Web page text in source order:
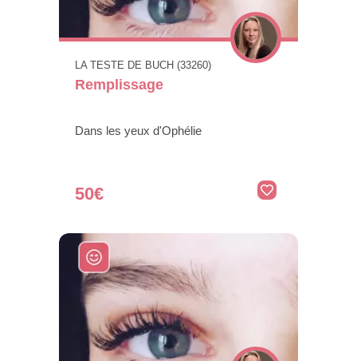
LA TESTE DE BUCH (33260)
Remplissage
Dans les yeux d'Ophélie
50€